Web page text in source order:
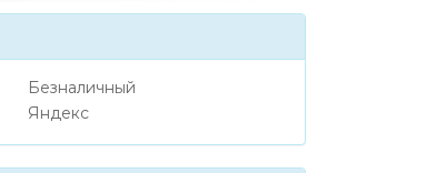
Безналичный
Яндекс